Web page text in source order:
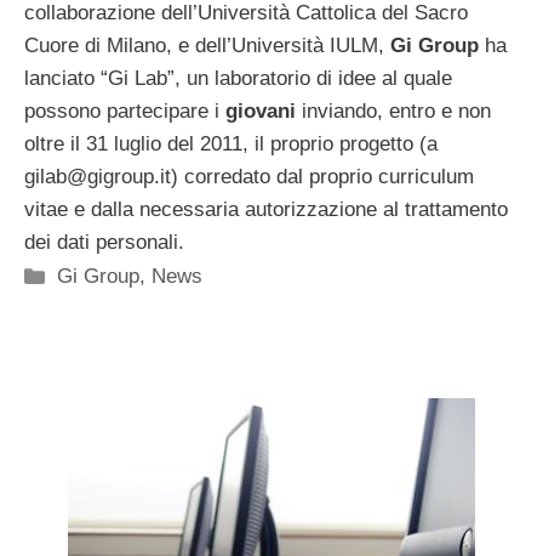
collaborazione dell’Università Cattolica del Sacro
Cuore di Milano, e dell’Università IULM, Gi Group ha
lanciato “Gi Lab”, un laboratorio di idee al quale
possono partecipare i giovani inviando, entro e non
oltre il 31 luglio del 2011, il proprio progetto (a
gilab@gigroup.it) corredato dal proprio curriculum
vitae e dalla necessaria autorizzazione al trattamento
dei dati personali.
Categorie
Gi Group, News